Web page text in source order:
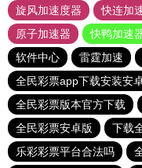
旋风加速度器
快连加
原子加速器
快鸭加速
软件中心
雷霆加速
全民彩票app下载安装安
全民彩票版本官方下载
全民彩票安卓版
下载
乐彩彩票平台合法吗